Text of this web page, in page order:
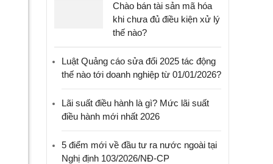
Chào bán tài sản mã hóa
khi chưa đủ điều kiện xử lý
thế nào?
Luật Quảng cáo sửa đổi 2025 tác động
thế nào tới doanh nghiệp từ 01/01/2026?
Lãi suất điều hành là gì? Mức lãi suất
điều hành mới nhất 2026
5 điểm mới về đầu tư ra nước ngoài tại
Nghị định 103/2026/NĐ-CP